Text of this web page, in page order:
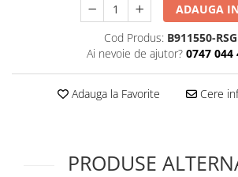
ADAUGA
Cod Produs: B911550-RSG
Ai nevoie de ajutor? 0747 044
Adauga la Favorite Cere
PRODUSE